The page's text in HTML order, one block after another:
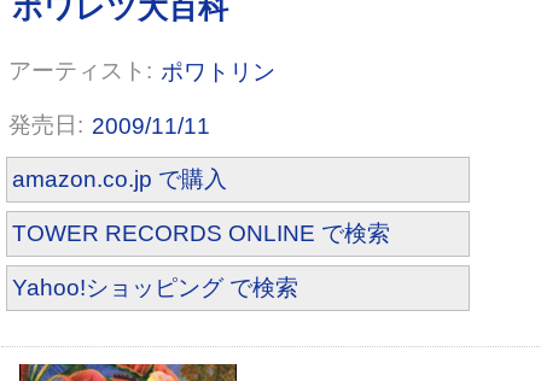
ポワトリン
2009/11/11
amazon.co.jp で購入
TOWER RECORDS ONLINE で検索
Yahoo!ショッピング で検索